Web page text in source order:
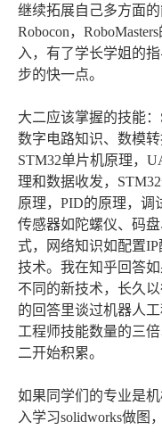
继续拓展自己多方面
Robocon，
入，有了学长学姐的
步的快一点。
大二应该掌握的技能
数字电路知识、数模转
STM32单片机原理，
理和数据收发，
原理，PID的原理，调
传感器如陀螺仪、码
式，网络知识如配置
技术。我在知乎回答
不同的新技术，长久
的回答里谈过机器人
工程师技能数量的三
二开始积累。
如果同学们的专业是
入学习solidworks做图